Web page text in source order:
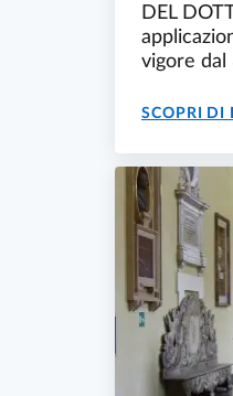
DEL
vigore dal
SCOPRI DI